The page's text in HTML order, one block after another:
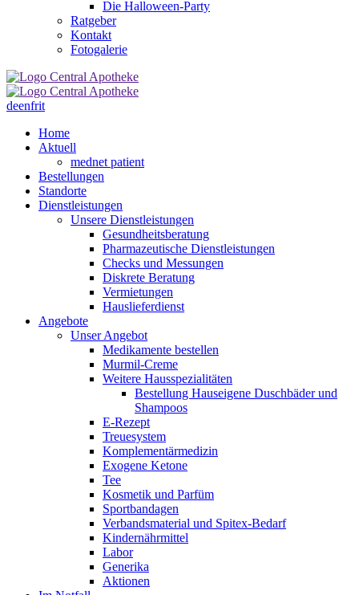
Die Halloween-Party
Ratgeber
Kontakt
Fotogalerie
deenfrit
Home
Aktuell
mednet patient
Bestellungen
Standorte
Dienstleistungen
Unsere Dienstleistungen
Gesundheitsberatung
Pharmazeutische Dienstleistungen
Checks und Messungen
Diskrete Beratung
Vermietungen
Hauslieferdienst
Angebote
Unser Angebot
Medikamente bestellen
Murmil-Creme
Weitere Hausspezialitäten
Bestellung Hauseigene Duschbäder und
Shampoos
E-Rezept
Treuesystem
Komplementärmedizin
Exogene Ketone
Tee
Kosmetik und Parfüm
Sportbandagen
Verbandsmaterial und Spitex-Bedarf
Kindernährmittel
Labor
Generika
Aktionen